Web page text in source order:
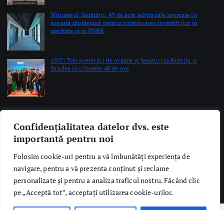
Confidențialitatea datelor dvs. este
importantă pentru noi
Folosim cookie-uri pentru a vă îmbunătăți experiența de
navigare, pentru a vă prezenta conținut și reclame
personalizate și pentru a analiza traficul nostru. Făcând clic
pe „Acceptă tot”, acceptați utilizarea cookie-urilor.
ANT: Trei prelevări de organe și țesuturi la Bistrița și
Oradea în ultimele 48 de ore
by Briana Teodorescu
Copyright © 2026 Ro Health Review | Powered by
Group